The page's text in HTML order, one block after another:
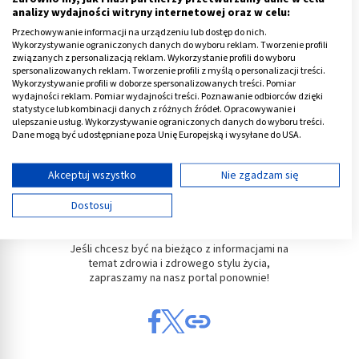
zakresu stosowania leków oraz prowadzenia właściwej terapii.
pacjentem, co umożliwia mu jasne przekazywanie medycznych
zaleceń. Interesuje się interakcjami lekowymi oraz
bezpieczeństwem terapii, zwolennik metod opartych na EBM
(Evidence Based Medicine). Prywatnie szczęśliwy mąż, tata
Krzysia oraz fan piłki nożnej i gotowania.
Czy ten artykuł był dla
Ciebie pomocny?
Tak :-) Nie :-(
Dziękujemy za przeczytanie naszego artykułu do
końca.
Jeśli chcesz być na bieżąco z informacjami na
temat zdrowia i zdrowego stylu życia,
zapraszamy na nasz portal ponownie!
analizy wydajności witryny internetowej oraz w celu:
Przechowywanie informacji na urządzeniu lub dostęp do nich.
Wykorzystywanie ograniczonych danych do wyboru reklam. Tworzenie profili
związanych z personalizacją reklam. Wykorzystanie profili do wyboru
spersonalizowanych reklam. Tworzenie profili z myślą o personalizacji treści.
Wykorzystywanie profili w doborze spersonalizowanych treści. Pomiar
wydajności reklam. Pomiar wydajności treści. Poznawanie odbiorców dzięki
statystyce lub kombinacji danych z różnych źródeł. Opracowywanie i
ulepszanie usług. Wykorzystywanie ograniczonych danych do wyboru treści.
Dane mogą być udostępniane poza Unię Europejską i wysyłane do USA.
Wyświetl listę partnerów (11 dostawców IAB)
Używamy Twoich danych w następujących celach:
Cele przetwarzania IAB:
dostęp do nich
Wykorzystywanie ograniczonych danych do
Tworzenie profili w celu spersonalizowanych
Akceptuj wszystko
Nie zgadzam się
Dostosuj